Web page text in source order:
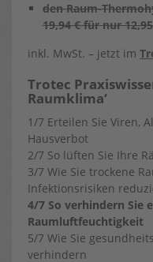
den Raum-
19,94 € für nur
inkl. MwSt. – jetzt im
Trotec
Raumklima‘
1/7 Erteilen Sie Viren,
Hausverbot
2/7 So lüften Sie Ihre
3/7 Wie Sie trockene
Infektionsrisiken
4/7 So verhindern Sie
Raumluftfeuchtigkeit
5/7 Wie Sie
verhindern